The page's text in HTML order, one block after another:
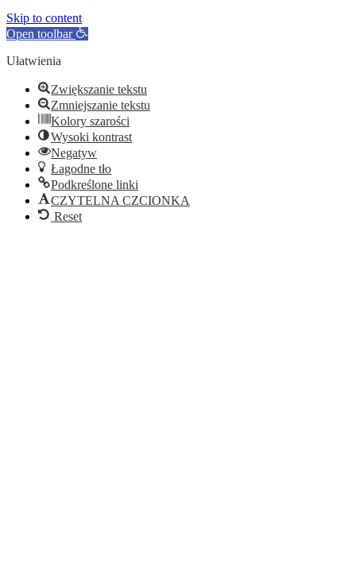
Skip to content
Open toolbar
Ułatwienia
Zwiększanie tekstu
Zmniejszanie tekstu
Kolory szarości
Wysoki kontrast
Negatyw
Łagodne tło
Podkreślone linki
CZYTELNA CZCIONKA
Reset